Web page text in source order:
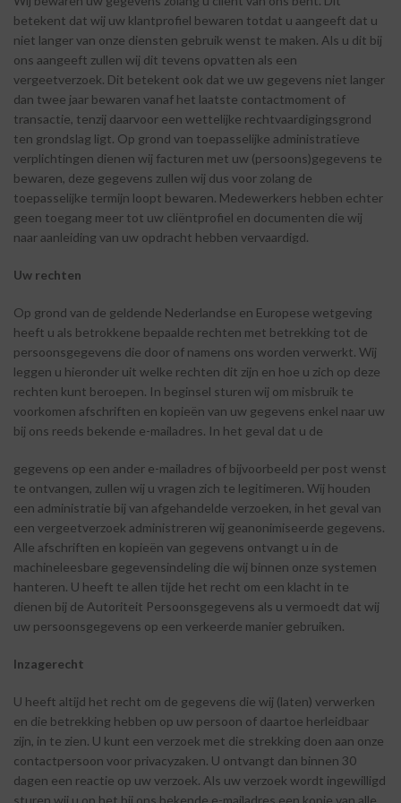
betekent dat wij uw klantprofiel bewaren totdat u aangeeft dat u
niet langer van onze diensten gebruik wenst te maken. Als u dit bij
ons aangeeft zullen wij dit tevens opvatten als een
vergeetverzoek. Dit betekent ook dat we uw gegevens niet langer
dan twee jaar bewaren vanaf het laatste contactmoment of
transactie, tenzij daarvoor een wettelijke rechtvaardigingsgrond
ten grondslag ligt. Op grond van toepasselijke administratieve
verplichtingen dienen wij facturen met uw (persoons)gegevens te
bewaren, deze gegevens zullen wij dus voor zolang de
toepasselijke termijn loopt bewaren. Medewerkers hebben echter
geen toegang meer tot uw cliëntprofiel en documenten die wij
naar aanleiding van uw opdracht hebben vervaardigd.
Uw rechten
Op grond van de geldende Nederlandse en Europese wetgeving
heeft u als betrokkene bepaalde rechten met betrekking tot de
persoonsgegevens die door of namens ons worden verwerkt. Wij
leggen u hieronder uit welke rechten dit zijn en hoe u zich op deze
rechten kunt beroepen. In beginsel sturen wij om misbruik te
voorkomen afschriften en kopieën van uw gegevens enkel naar uw
bij ons reeds bekende e-mailadres. In het geval dat u de
gegevens op een ander e-mailadres of bijvoorbeeld per post wenst
te ontvangen, zullen wij u vragen zich te legitimeren. Wij houden
een administratie bij van afgehandelde verzoeken, in het geval van
een vergeetverzoek administreren wij geanonimiseerde gegevens.
Alle afschriften en kopieën van gegevens ontvangt u in de
machineleesbare gegevensindeling die wij binnen onze systemen
hanteren. U heeft te allen tijde het recht om een klacht in te
dienen bij de Autoriteit Persoonsgegevens als u vermoedt dat wij
uw persoonsgegevens op een verkeerde manier gebruiken.
Inzagerecht
U heeft altijd het recht om de gegevens die wij (laten) verwerken
en die betrekking hebben op uw persoon of daartoe herleidbaar
zijn, in te zien. U kunt een verzoek met die strekking doen aan onze
contactpersoon voor privacyzaken. U ontvangt dan binnen 30
dagen een reactie op uw verzoek. Als uw verzoek wordt ingewilligd
sturen wij u op het bij ons bekende e-mailadres een kopie van alle